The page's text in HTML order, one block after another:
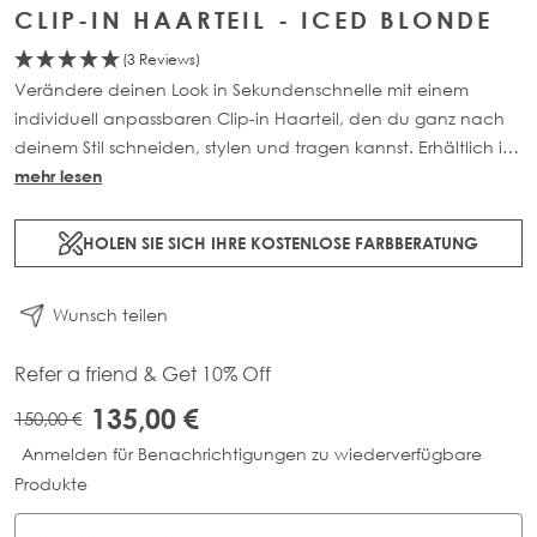
CLIP-IN HAARTEIL - ICED BLONDE
(3 Reviews)
Verändere deinen Look in Sekundenschnelle mit einem
individuell anpassbaren Clip-in Haarteil, den du ganz nach
deinem Stil schneiden, stylen und tragen kannst. Erhältlich in
einer Auswahl wunderschöner, maßgeschneiderter Farben.
mehr lesen
HOLEN SIE SICH IHRE KOSTENLOSE FARBBERATUNG
Wunsch teilen
Refer a friend & Get 10% Off
150,00 € 135,00 €
Anmelden für Benachrichtigungen zu wiederverfügbare
Produkte